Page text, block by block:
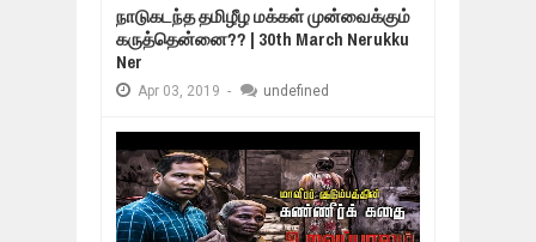
நாடுகடந்த தமிழீழ மக்கள் முன்வைக்கும்
கருத்தென்னை?? | 30th March Nerukku
Ner
Apr 03, 2019 - undefined